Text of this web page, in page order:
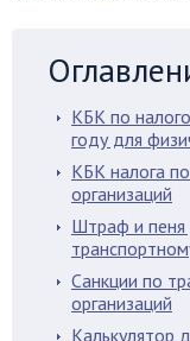
КБК по
году для
КБК налога
организаций
Штраф и пеня
Санкции по
организаций
Калькулятор